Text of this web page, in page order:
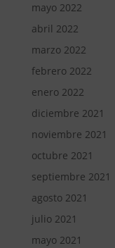
mayo 2022
abril 2022
marzo 2022
febrero 2022
enero 2022
diciembre 2021
noviembre 2021
octubre 2021
septiembre 2021
agosto 2021
julio 2021
mayo 2021